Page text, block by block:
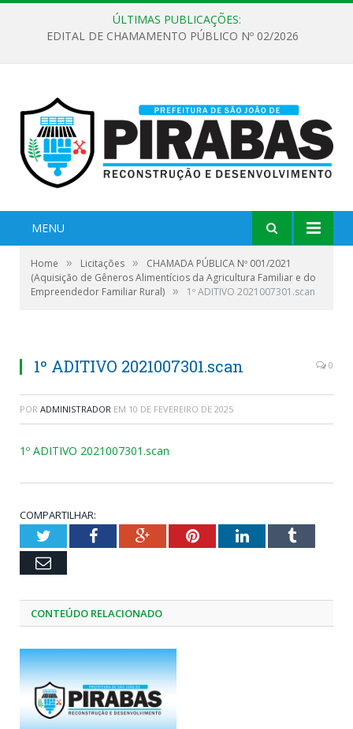
ÚLTIMAS PUBLICAÇÕES:
EDITAL DE CHAMAMENTO PÚBLICO Nº 02/2026
MENU
Home » Licitações »
CHAMADA PÚBLICA Nº 001/2021
(Aquisição de Gêneros Alimentícios da Agricultura Familiar e do
Empreendedor Familiar Rural) » 1º ADITIVO 2021007301.scan
1º ADITIVO 2021007301.scan 0
POR ADMINISTRADOR EM 10 DE FEVEREIRO DE 2025
1º ADITIVO 2021007301.scan
COMPARTILHAR:
TwitterFacebookGoogle+PinterestLinkedInTumblr
Email
CONTEÚDO RELACIONADO